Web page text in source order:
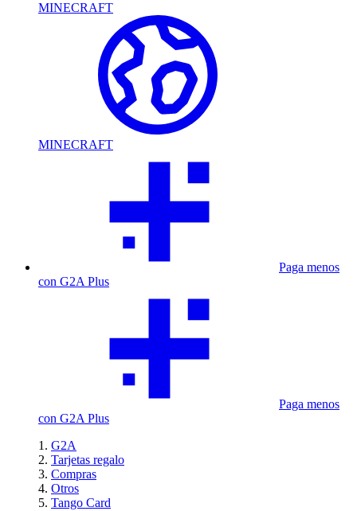
MINECRAFT
MINECRAFT
Paga menos
con G2A Plus
Paga menos
con G2A Plus
G2A
Tarjetas regalo
Compras
Otros
Tango Card